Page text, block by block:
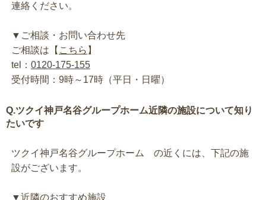
連絡ください。
▼ご相談・お問い合わせ先
ご相談は【 こちら 】
tel： 0120-175-155
受付時間：9時～17時（平日・日曜）
Q.ツクイ神戸名谷グループホーム近隣の施設について知り
たいです
ツクイ神戸名谷グループホーム の近くには、下記の施
設がございます。
▼近隣のおすすめ施設